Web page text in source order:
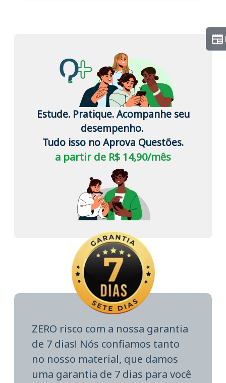
Estude. Pratique. Acompanhe seu
desempenho.
Tudo isso no Aprova Questões.
a partir de R$ 14,90/mês
ZERO risco com a nossa garantia
de 7 dias! Nós confiamos tanto
no nosso material, que damos
uma garantia de 7 dias para você